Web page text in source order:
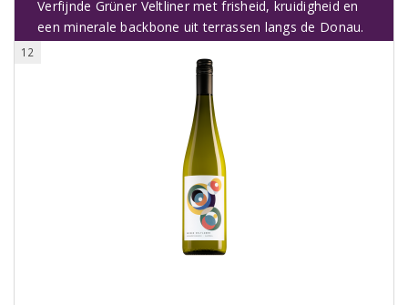
Verfijnde Grüner Veltliner met frisheid, kruidigheid en
een minerale backbone uit terrassen langs de Donau.
12